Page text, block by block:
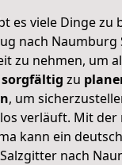
es viele Dinge zu
nach Naumburg
zu nehmen, um
sorgfältig zu
, um
verläuft. Mit der
kann ein
nach